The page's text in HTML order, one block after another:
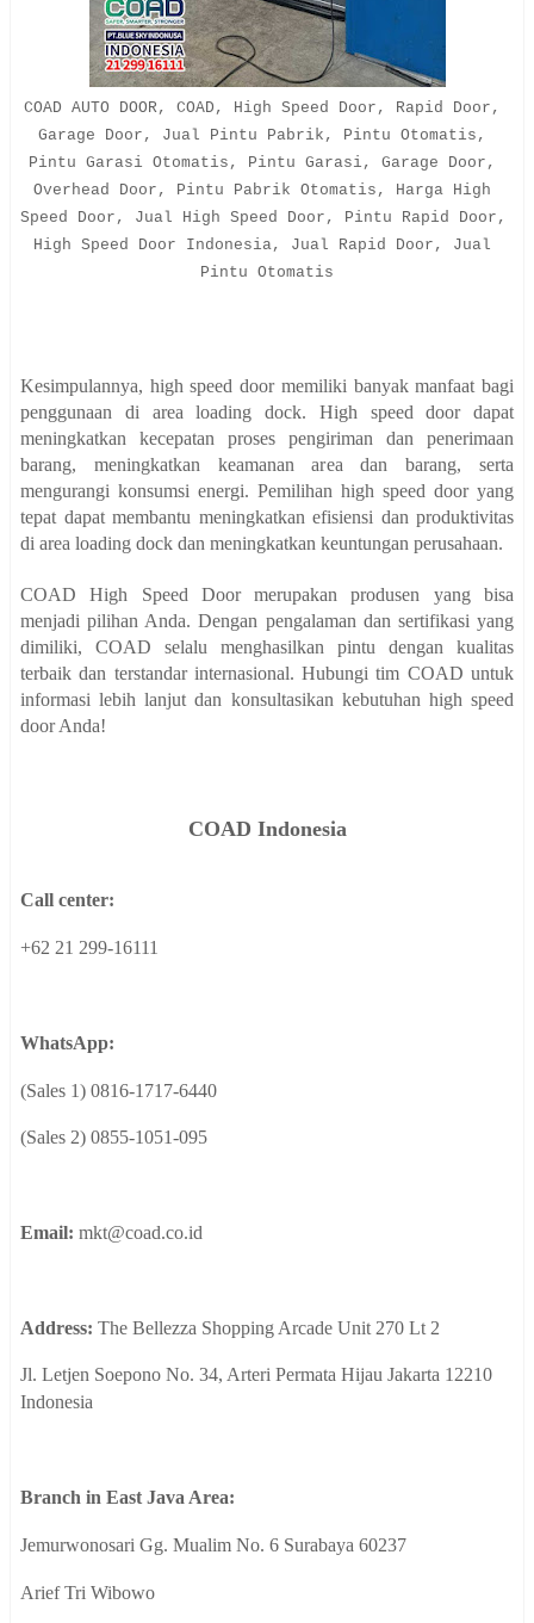
COAD AUTO DOOR, COAD, High Speed Door, Rapid Door,
Garage Door, Jual Pintu Pabrik, Pintu Otomatis,
Pintu Garasi Otomatis, Pintu Garasi, Garage Door,
Overhead Door, Pintu Pabrik Otomatis, Harga High
Speed Door, Jual High Speed Door, Pintu Rapid Door,
High Speed Door Indonesia, Jual Rapid Door, Jual
Pintu Otomatis
Kesimpulannya, high speed door memiliki banyak manfaat bagi
penggunaan di area loading dock. High speed door dapat
meningkatkan kecepatan proses pengiriman dan penerimaan
barang, meningkatkan keamanan area dan barang, serta
mengurangi konsumsi energi. Pemilihan high speed door yang
tepat dapat membantu meningkatkan efisiensi dan produktivitas
di area loading dock dan meningkatkan keuntungan perusahaan.
COAD High Speed Door merupakan produsen yang bisa
menjadi pilihan Anda. Dengan pengalaman dan sertifikasi yang
dimiliki, COAD selalu menghasilkan pintu dengan kualitas
terbaik dan terstandar internasional. Hubungi tim COAD untuk
informasi lebih lanjut dan konsultasikan kebutuhan high speed
door Anda!
COAD Indonesia
Call center:
+62 21 299-16111
WhatsApp:
(Sales 1) 0816-1717-6440
(Sales 2) 0855-1051-095
Email: mkt@coad.co.id
Address: The Bellezza Shopping Arcade Unit 270 Lt 2
Jl. Letjen Soepono No. 34, Arteri Permata Hijau Jakarta 12210
Indonesia
Branch in East Java Area:
Jemurwonosari Gg. Mualim No. 6 Surabaya 60237
Arief Tri Wibowo